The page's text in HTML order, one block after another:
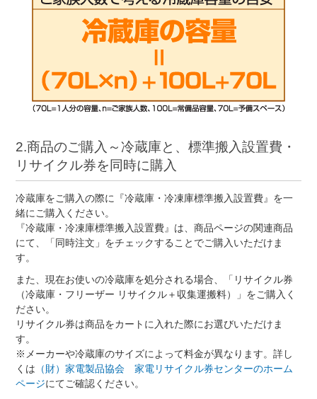
2.商品のご購入～冷蔵庫と、標準搬入設置費・
リサイクル券を同時に購入
冷蔵庫をご購入の際に『冷蔵庫・冷凍庫標準搬入設置費』を一
緒にご購入ください。
『冷蔵庫・冷凍庫標準搬入設置費』は、商品ページの関連商品
にて、「同時注文」をチェックすることでご購入いただけま
す。
また、現在お使いの冷蔵庫を処分される場合、「リサイクル券
（冷蔵庫・フリーザー リサイクル＋収集運搬料）」をご購入く
ださい。
リサイクル券は商品をカートに入れた際にお選びいただけま
す。
※メーカーや冷蔵庫のサイズによって料金が異なります。詳し
くは （財）家電製品協会 家電リサイクル券センターのホーム
ページにてご確認ください。